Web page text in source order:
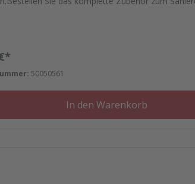
Preis:
50050561
In den Warenkorb